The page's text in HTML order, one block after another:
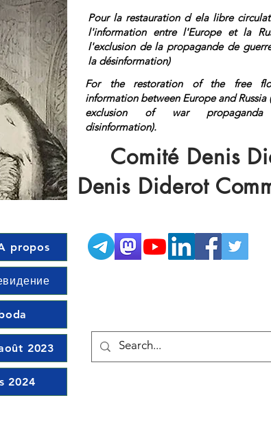
Pour la restauration d ela libre
l'information entre l'Europe et la
l'exclusion de la propagande de
la désinformation)
For the restoration of the free
information between Europe and Russia
exclusion of war
disinformation).
on</a>Comité Denis
Denis Diderot
propos
2023
2024